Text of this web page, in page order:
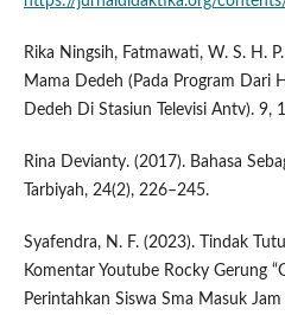
Rika Ningsih, Fatmawati, W. S. H.
Mama Dedeh (Pada Program Dari
Dedeh Di Stasiun Televisi Antv). 9,
Rina Devianty. (2017). Bahasa
Tarbiyah, 24(2), 226–245.
Syafendra, N. F. (2023). Tindak
Komentar Youtube Rocky Gerung
Perintahkan Siswa Sma Masuk